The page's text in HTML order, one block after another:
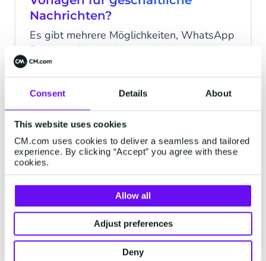
Consent Details About
This website uses cookies
CM.com uses cookies to deliver a seamless and tailored
experience. By clicking “Accept” you agree with these
cookies.
Allow all
Adjust preferences
Deny
Nachrichten?
Es gibt mehrere Möglichkeiten, WhatsApp
Business für die Kommunikation mit Ihren
Kunden zu nutzen. Eine Möglichkeit ist das
Kundenbetreuungsfenster. In diesem Fall
wird das Gespräch vom Kunden initiiert.
Wenn Sie Ihren Kunden zuerst erreichen
wollen - nachdem Sie von ihm ein Opt-in
dafür erhalten haben - können Sie die
sogenannten Nachrichtenvorlagen nutzen.
5 Minuten gelesen Jun 07, 2023
COMMERCE